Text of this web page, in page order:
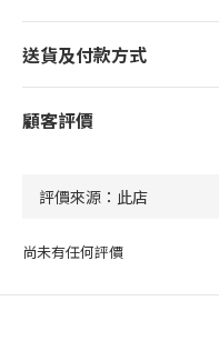
送貨及付款方式
顧客評價
尚未有任何評價